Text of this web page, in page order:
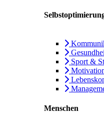
Sport &
Menschen